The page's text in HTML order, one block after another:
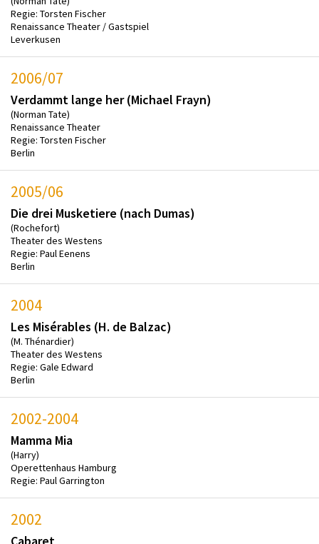
Regie: Torsten Fischer
Renaissance Theater / Gastspiel
Leverkusen
2006/07
Verdammt lange her (Michael Frayn)
(Norman Tate)
Renaissance Theater
Regie: Torsten Fischer
Berlin
2005/06
Die drei Musketiere (nach Dumas)
(Rochefort)
Theater des Westens
Regie: Paul Eenens
Berlin
2004
Les Misérables (H. de Balzac)
(M. Thénardier)
Theater des Westens
Regie: Gale Edward
Berlin
2002-2004
Mamma Mia
(Harry)
Operettenhaus Hamburg
Regie: Paul Garrington
2002